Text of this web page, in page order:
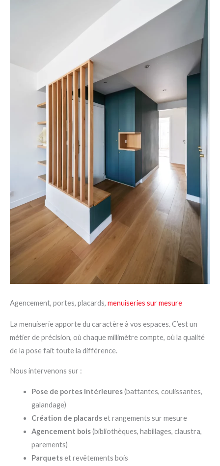
Agencement, portes, placards, menuiseries sur mesure
La menuiserie apporte du caractère à vos espaces. C’est un
métier de précision, où chaque millimètre compte, où la qualité
de la pose fait toute la différence.
Nous intervenons sur :
Pose de portes intérieures(battantes, coulissantes,
galandage)
Création de placardset rangements sur mesure
Agencement bois(bibliothèques, habillages, claustra,
parements)
Parquetset revêtements bois